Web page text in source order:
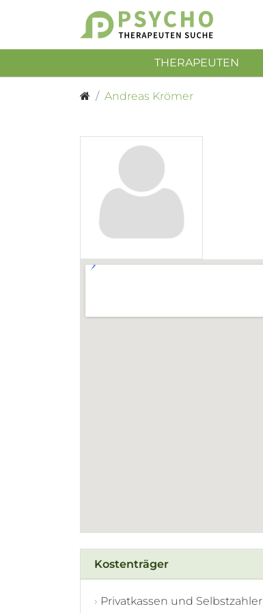
THERAPEUTEN
Andreas Krömer
Kostenträger
Privatkassen und Selbstzahler